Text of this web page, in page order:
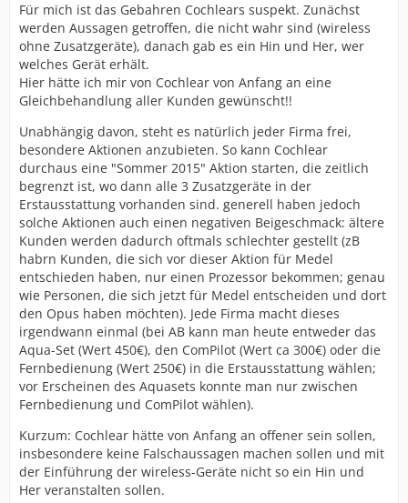
Für mich ist das Gebahren Cochlears suspekt. Zunächst
werden Aussagen getroffen, die nicht wahr sind (wireless
ohne Zusatzgeräte), danach gab es ein Hin und Her, wer
welches Gerät erhält.
Hier hätte ich mir von Cochlear von Anfang an eine
Gleichbehandlung aller Kunden gewünscht!!
Unabhängig davon, steht es natürlich jeder Firma frei,
besondere Aktionen anzubieten. So kann Cochlear
durchaus eine "Sommer 2015" Aktion starten, die zeitlich
begrenzt ist, wo dann alle 3 Zusatzgeräte in der
Erstausstattung vorhanden sind. generell haben jedoch
solche Aktionen auch einen negativen Beigeschmack: ältere
Kunden werden dadurch oftmals schlechter gestellt (zB
habrn Kunden, die sich vor dieser Aktion für Medel
entschieden haben, nur einen Prozessor bekommen; genau
wie Personen, die sich jetzt für Medel entscheiden und dort
den Opus haben möchten). Jede Firma macht dieses
irgendwann einmal (bei AB kann man heute entweder das
Aqua-Set (Wert 450€), den ComPilot (Wert ca 300€) oder die
Fernbedienung (Wert 250€) in die Erstausstattung wählen;
vor Erscheinen des Aquasets konnte man nur zwischen
Fernbedienung und ComPilot wählen).
Kurzum: Cochlear hätte von Anfang an offener sein sollen,
insbesondere keine Falschaussagen machen sollen und mit
der Einführung der wireless-Geräte nicht so ein Hin und
Her veranstalten sollen.